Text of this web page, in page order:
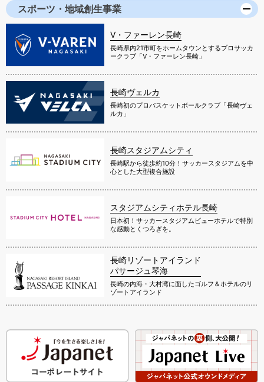
スポーツ・地域創生事業
V・ファーレン長崎
長崎県内21市町をホームタウンとするプロサッカ
ークラブ「V・ファーレン長崎」
長崎ヴェルカ
長崎初のプロバスケットボールクラブ「長崎ヴェ
ルカ」
長崎スタジアムシティ
長崎駅から徒歩約10分！サッカースタジアムを中
心とした大型複合施設
スタジアムシティホテル長崎
日本初！サッカースタジアムビューホテルで特別
な感動とくつろぎを。
長崎リゾートアイランド
パサージュ琴海
長崎の内海・大村湾に面したゴルフ＆ホテルのリ
ゾートアイランド